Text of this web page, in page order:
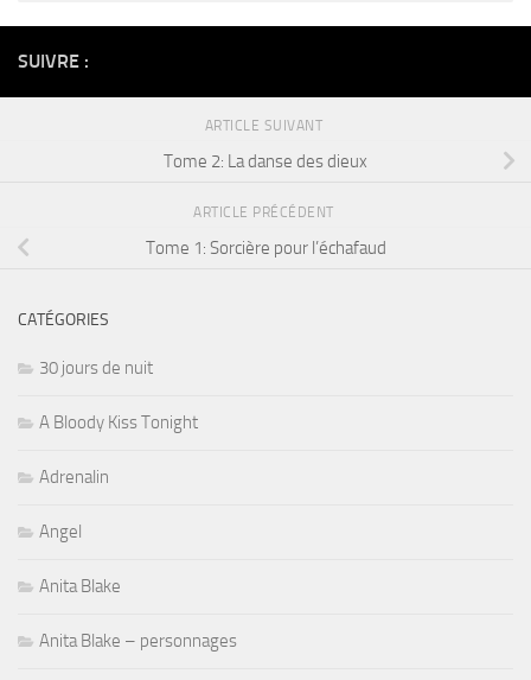
SUIVRE :
ARTICLE SUIVANT
Tome 2: La danse des dieux
ARTICLE PRÉCÉDENT
Tome 1: Sorcière pour l’échafaud
CATÉGORIES
30 jours de nuit
A Bloody Kiss Tonight
Adrenalin
Angel
Anita Blake
Anita Blake – personnages